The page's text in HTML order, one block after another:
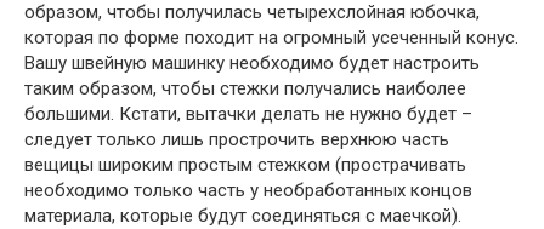
образом, чтобы получилась четырехслойная юбочка,
которая по форме походит на огромный усеченный конус.
Вашу швейную машинку необходимо будет настроить
таким образом, чтобы стежки получались наиболее
большими. Кстати, вытачки делать не нужно будет –
следует только лишь прострочить верхнюю часть
вещицы широким простым стежком (прострачивать
необходимо только часть у необработанных концов
материала, которые будут соединяться с маечкой).